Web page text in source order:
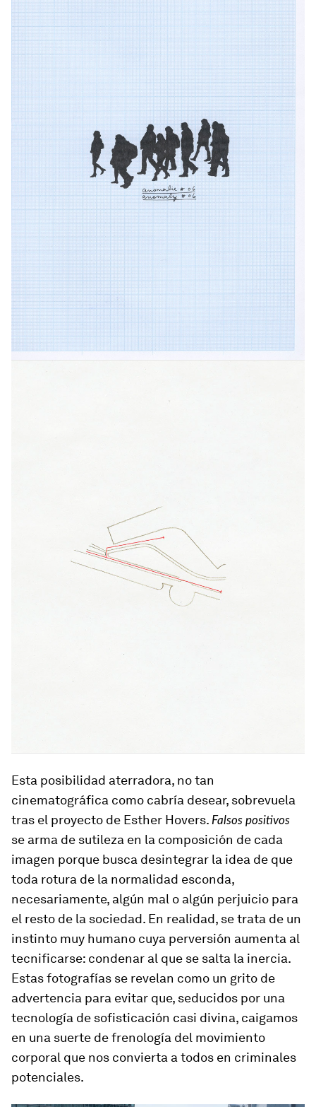
Esta posibilidad aterradora, no tan
cinematográfica como cabría desear, sobrevuela
tras el proyecto de Esther Hovers. Falsos positivos
se arma de sutileza en la composición de cada
imagen porque busca desintegrar la idea de que
toda rotura de la normalidad esconda,
necesariamente, algún mal o algún perjuicio para
el resto de la sociedad. En realidad, se trata de un
instinto muy humano cuya perversión aumenta al
tecnificarse: condenar al que se salta la inercia.
Estas fotografías se revelan como un grito de
advertencia para evitar que, seducidos por una
tecnología de sofisticación casi divina, caigamos
en una suerte de frenología del movimiento
corporal que nos convierta a todos en criminales
potenciales.